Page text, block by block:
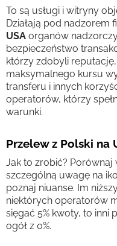
To są usługi i witryny
Działają pod nadzorem
USA organów
bezpieczeństwo
którzy zdobyli
maksymalnego kursu
transferu i innych
operatorów, którzy
warunki.
Przelew z Polski na
Jak to zrobić? Porównaj
szczególną uwagę na
poznaj niuanse. Im
niektórych operatorów
sięgać 5% kwoty, to inni
ogół z 0%.